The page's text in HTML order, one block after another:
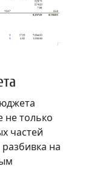
не только
частей
на